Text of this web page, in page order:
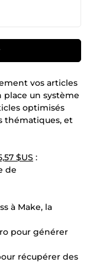
vos articles
place un système
optimisés
thématiques, et
$US :
de
à Make, la
pour générer
récupérer des